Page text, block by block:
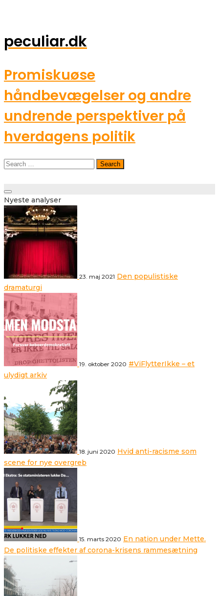
peculiar.dk
Promiskuøse
håndbevægelser og andre
undrende perspektiver på
hverdagens politik
Search
Toggle
navigation
Nyeste analyser
23. maj 2021 Den populistiske
dramaturgi
19. oktober 2020 #ViFlytterIkke – et
ulydigt arkiv
18. juni 2020 Hvid anti-racisme som
scene for nye overgreb
15. marts 2020 En nation under Mette.
De politiske effekter af corona-krisens rammesætning